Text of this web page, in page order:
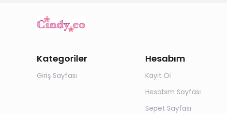
Kategoriler
Giriş Sayfası
Hesabım
Kayıt Ol
Hesabım Sayfası
Sepet Sayfası